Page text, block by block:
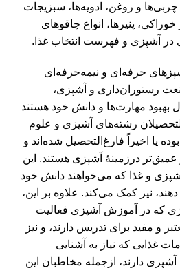
و روغن، ادویه‌ها، سبزیجات
پنیرها، انواع چاقوهای
در آشپزی و فهرست انتخاب غذا.
حرفه‌ای و نیمه‌حرفه‌ای
رستوران‌داری و آشپزی،
بهبود مهارت‌ها و دانش خود هستند
رشته‌های آشپزی و علوم
یا اخیراً فارغ‌التحصیل شده‌اند و
عمیق‌تر درزمینۀ آشپزی هستند. این
و غذا که می‌خواهند دانش خود
نیز کمک می‌کند. علاوه بر این،
که در آموزش آشپزی فعالیت
و مفید برای تدریس دارند، و نیز
غذایی که نیاز به آشنایی
دارند، ازجمله مخاطبان این